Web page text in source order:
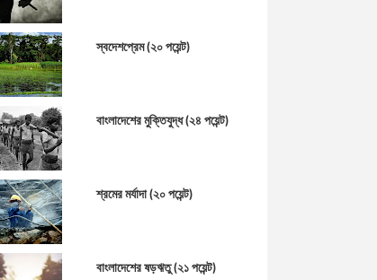
স্বদেশপ্রেম (২০ পয়েন্ট)
বাংলাদেশের মুক্তিযুদ্ধ (২৪ পয়েন্ট)
শ্রমের মর্যাদা (২০ পয়েন্ট)
বাংলাদেশের ষড়ঋতু (২১ পয়েন্ট)